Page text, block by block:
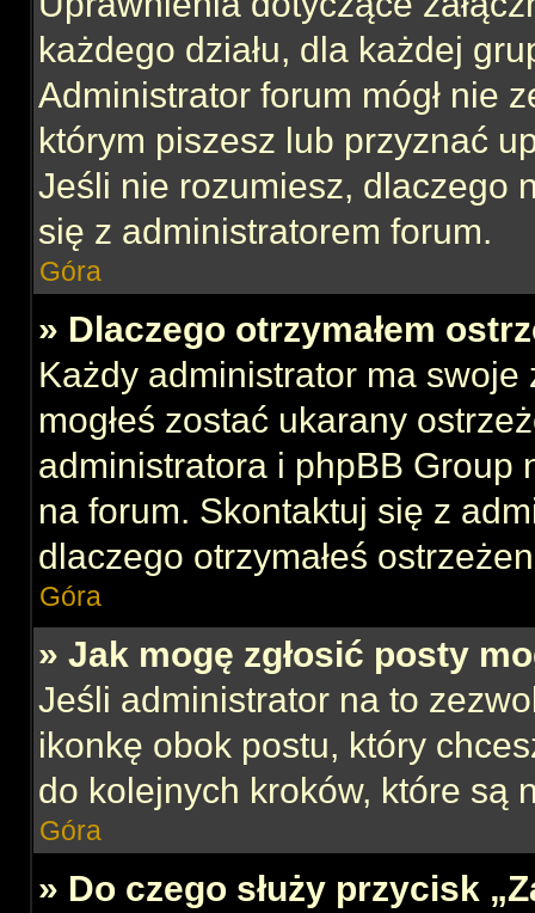
każdego działu, dla każdej
Administrator forum mógł nie
którym piszesz lub przyznać
Jeśli nie rozumiesz, dlaczego
się z administratorem forum.
Góra
» Dlaczego otrzymałem
Każdy administrator ma swoje
mogłeś zostać ukarany
administratora i phpBB Group
na forum. Skontaktuj się z
dlaczego otrzymałeś
Góra
» Jak mogę zgłosić posty
Jeśli administrator na to
ikonkę obok postu, który
do kolejnych kroków, które są
Góra
» Do czego służy przycisk